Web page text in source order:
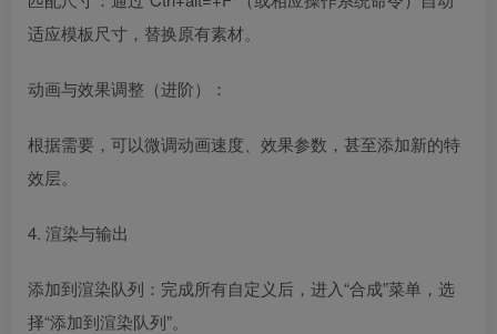
适应模板尺寸，替换原有素材。
动画与效果调整（进阶）：
根据需要，可以微调动画速度、效果参数，甚至添加新的特
效层。
4. 渲染与输出
添加到渲染队列：完成所有自定义后，进入“合成”菜单，选
择“添加到渲染队列”。